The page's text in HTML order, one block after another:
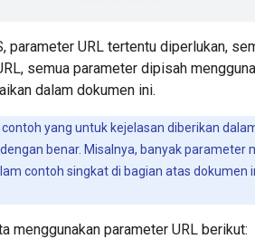
parameter URL tertentu diperlukan,
semua parameter dipisah
dalam dokumen ini.
contoh yang untuk kejelasan diberikan
dengan benar. Misalnya, banyak parameter
contoh singkat di bagian atas
menggunakan parameter URL berikut: